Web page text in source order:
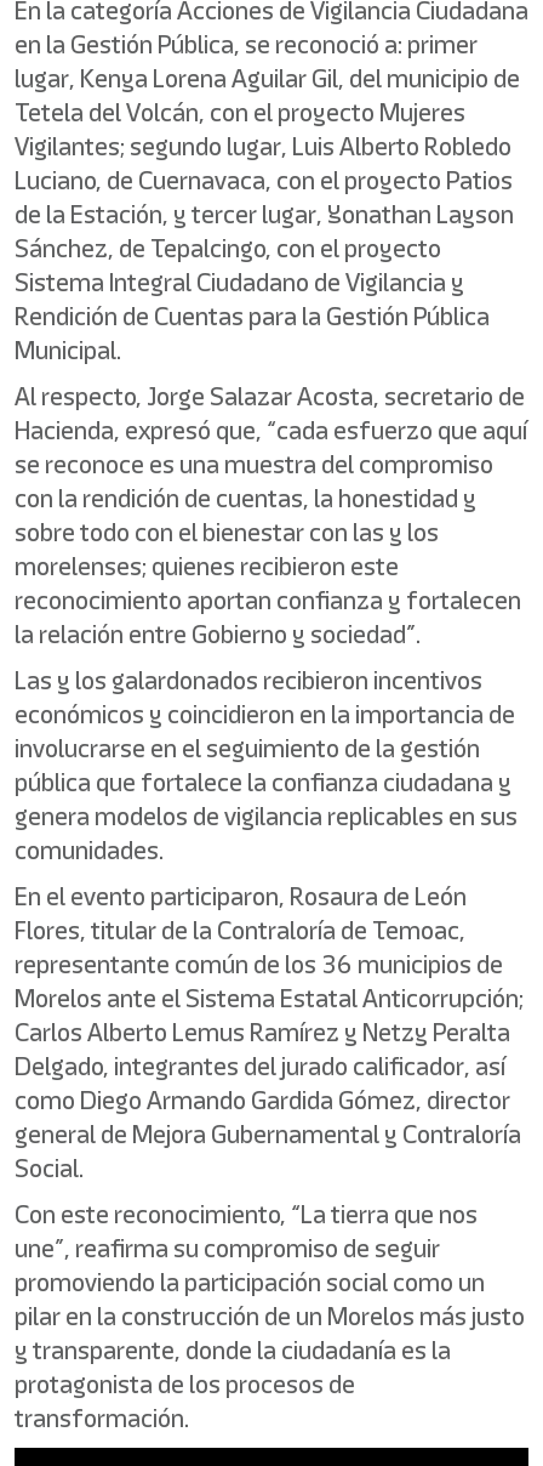
En la categoría Acciones de Vigilancia Ciudadana
en la Gestión Pública, se reconoció a: primer
lugar, Kenya Lorena Aguilar Gil, del municipio de
Tetela del Volcán, con el proyecto Mujeres
Vigilantes; segundo lugar, Luis Alberto Robledo
Luciano, de Cuernavaca, con el proyecto Patios
de la Estación, y tercer lugar, Yonathan Layson
Sánchez, de Tepalcingo, con el proyecto
Sistema Integral Ciudadano de Vigilancia y
Rendición de Cuentas para la Gestión Pública
Municipal.
Al respecto, Jorge Salazar Acosta, secretario de
Hacienda, expresó que, “cada esfuerzo que aquí
se reconoce es una muestra del compromiso
con la rendición de cuentas, la honestidad y
sobre todo con el bienestar con las y los
morelenses; quienes recibieron este
reconocimiento aportan confianza y fortalecen
la relación entre Gobierno y sociedad”.
Las y los galardonados recibieron incentivos
económicos y coincidieron en la importancia de
involucrarse en el seguimiento de la gestión
pública que fortalece la confianza ciudadana y
genera modelos de vigilancia replicables en sus
comunidades.
En el evento participaron, Rosaura de León
Flores, titular de la Contraloría de Temoac,
representante común de los 36 municipios de
Morelos ante el Sistema Estatal Anticorrupción;
Carlos Alberto Lemus Ramírez y Netzy Peralta
Delgado, integrantes del jurado calificador, así
como Diego Armando Gardida Gómez, director
general de Mejora Gubernamental y Contraloría
Social.
Con este reconocimiento, “La tierra que nos
une”, reafirma su compromiso de seguir
promoviendo la participación social como un
pilar en la construcción de un Morelos más justo
y transparente, donde la ciudadanía es la
protagonista de los procesos de
transformación.